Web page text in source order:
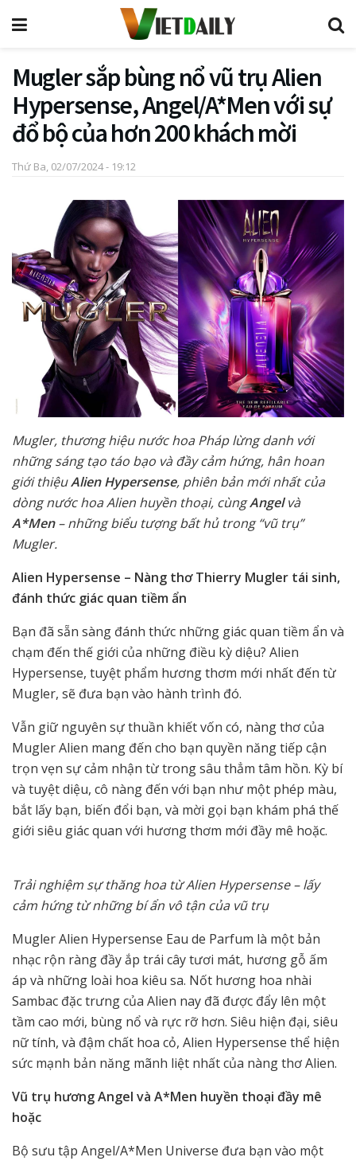
Mugler sắp bùng nổ vũ trụ Alien
Hypersense, Angel/A*Men với sự
đổ bộ của hơn 200 khách mời
Thứ Ba, 02/07/2024 - 19:12
Mugler, thương hiệu nước hoa Pháp lừng danh với
những sáng tạo táo bạo và đầy cảm hứng, hân hoan
giới thiệuAlien Hypersense, phiên bản mới nhất của
dòng nước hoa Alien huyền thoại, cùngAngelvà
A*Men– những biểu tượng bất hủ trong “vũ trụ”
Mugler.
Alien Hypersense – Nàng thơ Thierry Mugler tái sinh,
đánh thức giác quan tiềm ẩn
Bạn đã sẵn sàng đánh thức những giác quan tiềm ẩn và
chạm đến thế giới của những điều kỳ diệu? Alien
Hypersense, tuyệt phẩm hương thơm mới nhất đến từ
Mugler, sẽ đưa bạn vào hành trình đó.
Vẫn giữ nguyên sự thuần khiết vốn có, nàng thơ của
Mugler Alien mang đến cho bạn quyền năng tiếp cận
trọn vẹn sự cảm nhận từ trong sâu thẳm tâm hồn. Kỳ bí
và tuyệt diệu, cô nàng đến với bạn như một phép màu,
bắt lấy bạn, biến đổi bạn, và mời gọi bạn khám phá thế
giới siêu giác quan với hương thơm mới đầy mê hoặc.
Trải nghiệm sự thăng hoa từ Alien Hypersense – lấy
cảm hứng từ những bí ẩn vô tận của vũ trụ
Mugler Alien Hypersense Eau de Parfum là một bản
nhạc rộn ràng đầy ắp trái cây tươi mát, hương gỗ ấm
áp và những loài hoa kiêu sa. Nốt hương hoa nhài
Sambac đặc trưng của Alien nay đã được đẩy lên một
tầm cao mới, bùng nổ và rực rỡ hơn. Siêu hiện đại, siêu
nữ tính, và đậm chất hoa cỏ, Alien Hypersense thể hiện
sức mạnh bản năng mãnh liệt nhất của nàng thơ Alien.
Vũ trụ hương Angel và A*Men huyền thoại đầy mê
hoặc
Bộ sưu tập Angel/A*Men Universe đưa bạn vào một